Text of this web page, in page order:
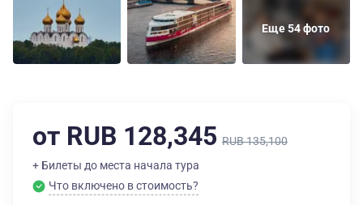
Еще 54 фото
от RUB 128,345 RUB 135,100
+ Билеты до места начала тура
Что включено в стоимость?